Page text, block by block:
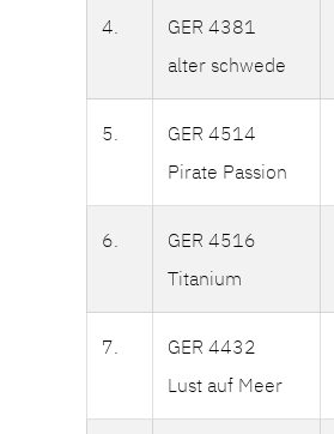
4.
GER 4381
alter schwede
5.
GER 4514
Pirate Passion
6.
GER 4516
Titanium
7.
GER 4432
Lust auf Meer